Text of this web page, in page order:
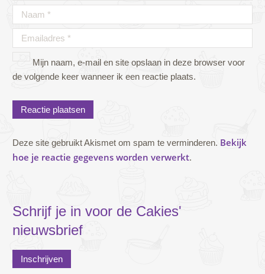
Mijn naam, e-mail en site opslaan in deze browser voor
de volgende keer wanneer ik een reactie plaats.
Deze site gebruikt Akismet om spam te verminderen. Bekijk
hoe je reactie gegevens worden verwerkt.
Schrijf je in voor de Cakies'
nieuwsbrief
Inschrijven